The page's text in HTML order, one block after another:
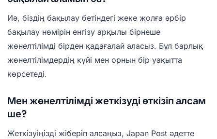
Иә, біздің бақылау бетіндегі жеке жолға әрбір
бақылау нөмірін енгізу арқылы бірнеше
жөнелтілімді бірден қадағалай аласыз. Бұл барлық
жөнелтілімдердің күйі мен орнын бір уақытта
көрсетеді.
Мен жөнелтілімді жеткізуді өткізіп алсам
ше?
Жеткізуіңізді жіберіп алсаңыз, Japan Post әдетте